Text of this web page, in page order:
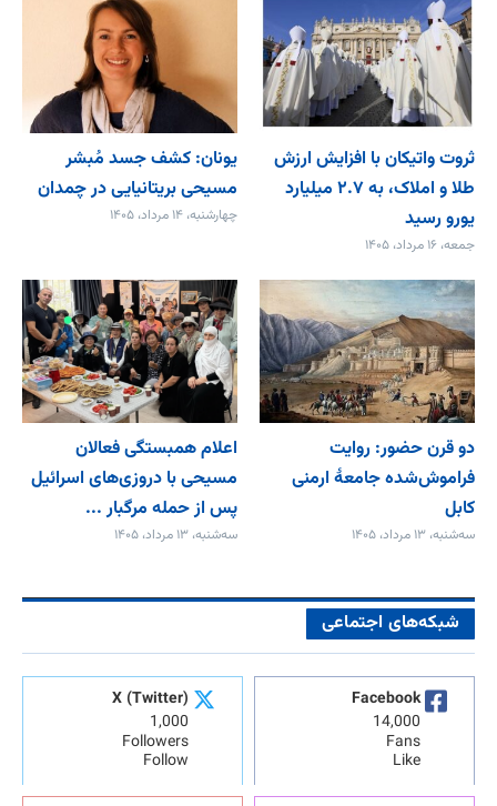
ثروت واتیکان با افزایش ارزش
طلا و املاک، به ۲.۷ میلیارد
یورو رسید
جمعه، ۱۶ مرداد، ۱۴۰۵
یونان: کشف جسد مُبشر
مسیحی بریتانیایی در چمدان
چهارشنبه، ۱۴ مرداد، ۱۴۰۵
دو قرن حضور: روایت
فراموش‌شده جامعۀ ارمنی
کابل
سه‌شنبه، ۱۳ مرداد، ۱۴۰۵
اعلام همبستگی فعالان
مسیحی با دروزی‌های اسرائیل
پس از حمله مرگبار ...
سه‌شنبه، ۱۳ مرداد، ۱۴۰۵
شبکه‌های اجتماعی
Facebook
14,000
Fans
Like
X (Twitter)
1,000
Followers
Follow